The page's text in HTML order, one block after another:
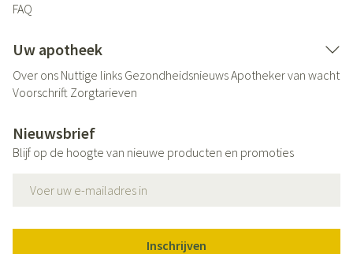
FAQ
Uw apotheek
Over ons Nuttige links GezondheidsnieuwsApotheker van wacht
Voorschrift Zorgtarieven
Nieuwsbrief
Blijf op de hoogte van nieuwe producten en promoties
Inschrijven